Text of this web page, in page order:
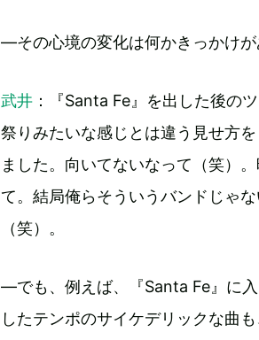
―その心境の変化は何かきっかけが
武井 ：『Santa Fe』を出した後の
祭りみたいな感じとは違う見せ方
ました。向いてないなって（笑）
て。結局俺らそういうバンドじゃ
（笑）。
―でも、例えば、『Santa Fe』に
したテンポのサイケデリックな曲